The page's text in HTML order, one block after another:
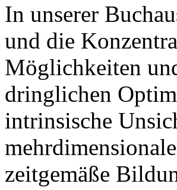
In unserer
und die
Möglichkeiten
dringlichen
intrinsische
zeitgemäße